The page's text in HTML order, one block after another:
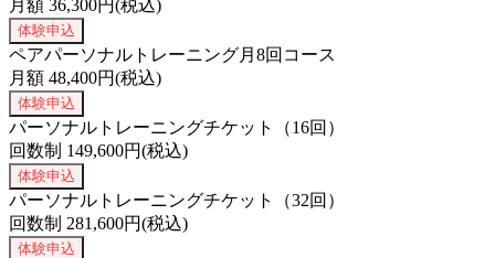
月額 36,300円(税込)
体験申込
ペアパーソナルトレーニング月8回コース
月額 48,400円(税込)
体験申込
パーソナルトレーニングチケット（16回）
回数制 149,600円(税込)
体験申込
パーソナルトレーニングチケット（32回）
回数制 281,600円(税込)
体験申込